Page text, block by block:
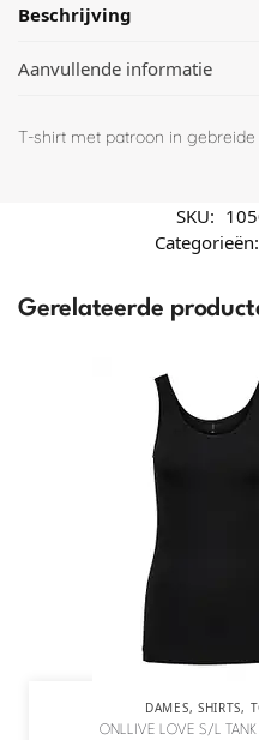
Beschrijving
Aanvullende informatie
T-shirt met patroon in
SKU:
Categorieën:
Gerelateerde
DAMES, SHIRTS,
ONLLIVE LOVE S/L TANK